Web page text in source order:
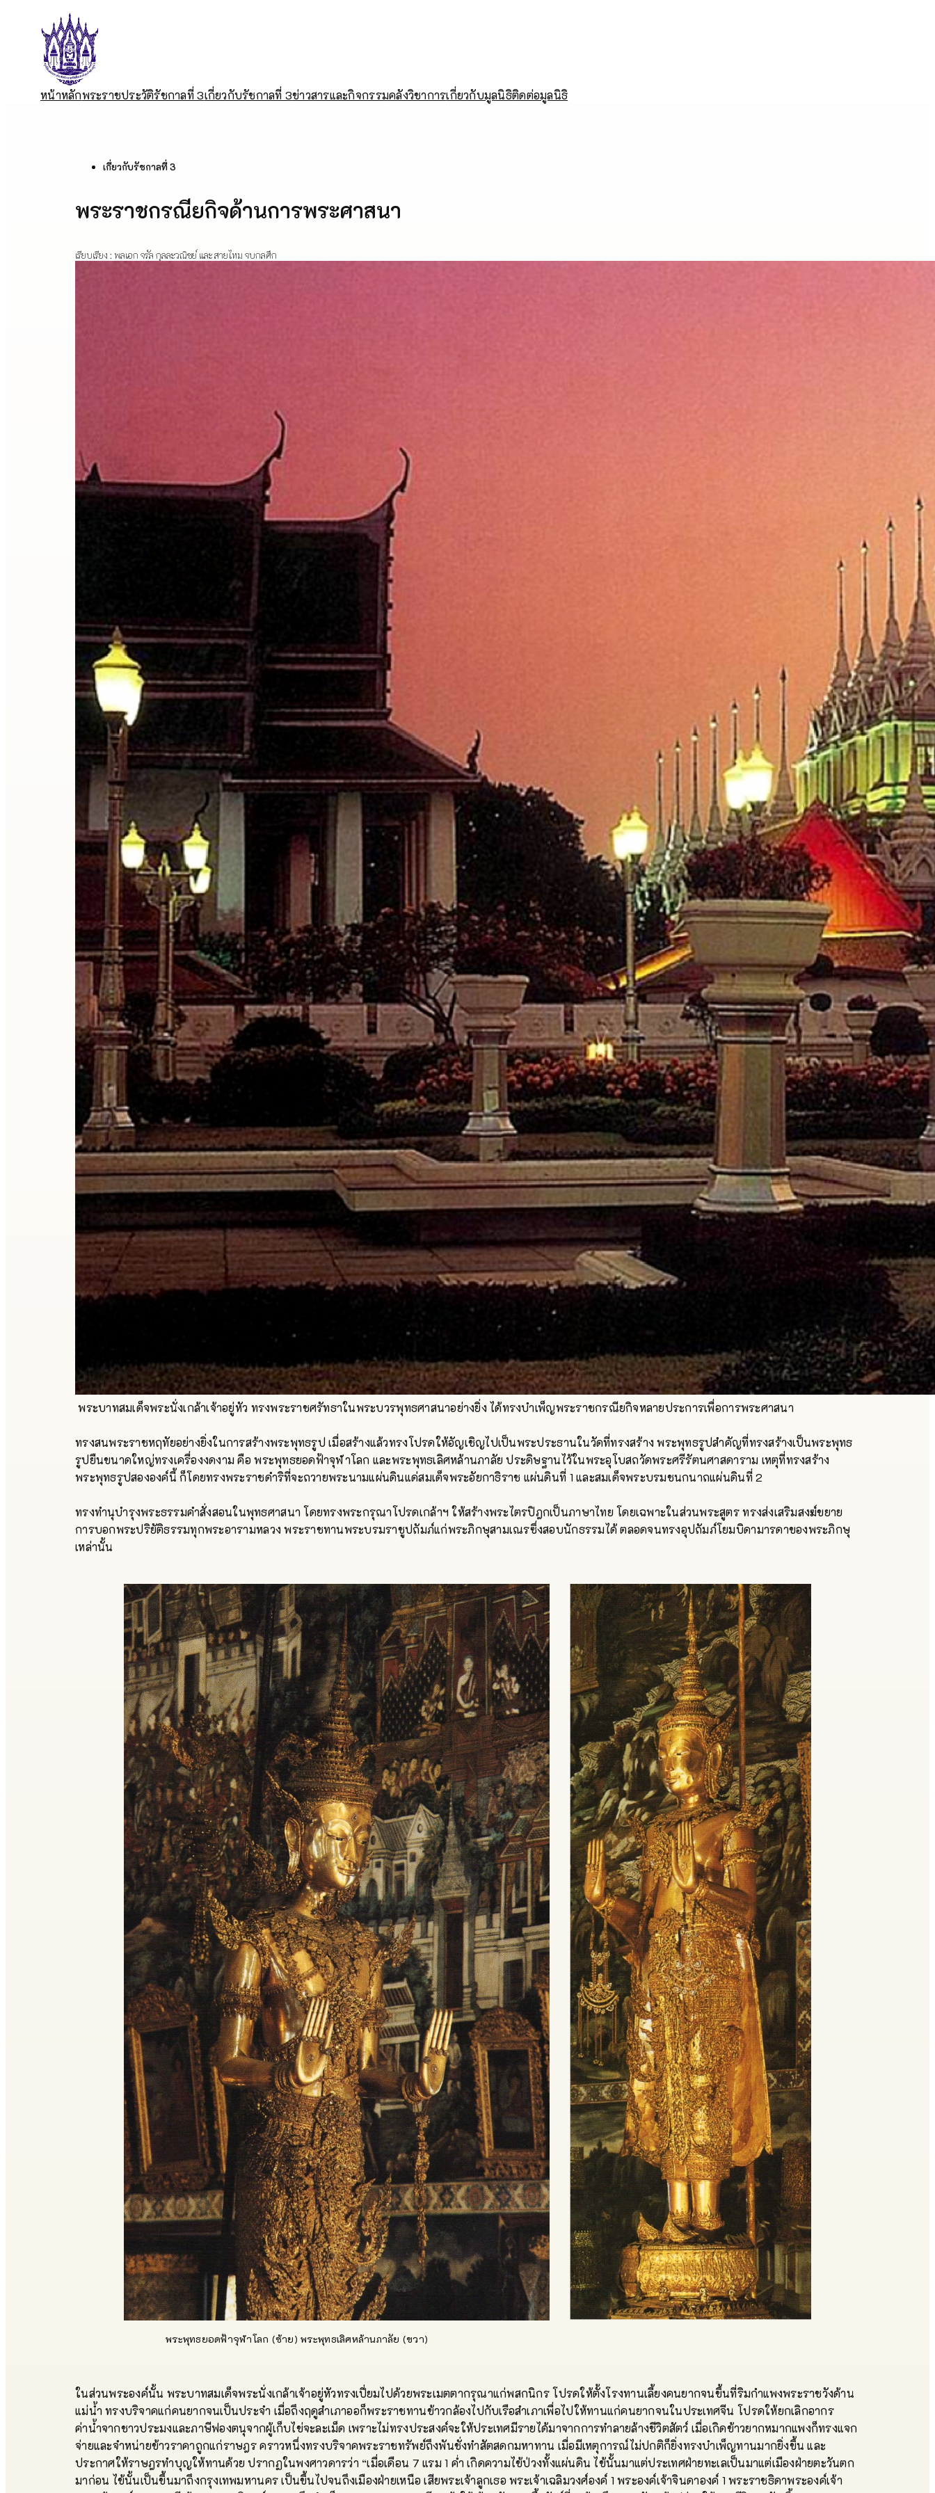
หน้าหลักพระราชประวัติรัชกาลที่ 3เกี่ยวกับรัชกาลที่ 3ข่าวสารและกิจกรรมคลังวิชาการเกี่ยวกับมูลนิธิติดต่อมูลนิธิ
เกี่ยวกับรัชกาลที่ 3
พระราชกรณียกิจด้านการพระศาสนา
เรียบเรียง : พลเอก จรัล กุลละวณิชย์ และ สายไหม จบกลศึก
พระบาทสมเด็จพระนั่งเกล้าเจ้าอยู่หัว ทรงพระราชศรัทธาในพระบวรพุทธศาสนาอย่างยิ่ง ได้ทรงบำเพ็ญพระราชกรณียกิจหลายประการเพื่อการพระศาสนา
ทรงสนพระราชหฤทัยอย่างยิ่งในการสร้างพระพุทธรูป เมื่อสร้างแล้วทรงโปรดให้อัญเชิญไปเป็นพระประธานในวัดที่ทรงสร้าง พระพุทธรูปสำคัญที่ทรงสร้างเป็นพระพุทธ
รูปยืนขนาดใหญ่ทรงเครื่องงดงาม คือ พระพุทธยอดฟ้าจุฬาโลก และพระพุทธเลิศหล้านภาลัย ประดิษฐานไว้ในพระอุโบสถวัดพระศรีรัตนศาสดาราม เหตุที่ทรงสร้าง
พระพุทธรูปสององค์นี้ ก็โดยทรงพระราชดำริที่จะถวายพระนามแผ่นดินแด่สมเด็จพระอัยกาธิราช แผ่นดินที่ 1 และสมเด็จพระบรมชนกนาถแผ่นดินที่ 2
ทรงทำนุบำรุงพระธรรมคำสั่งสอนในพุทธศาสนา โดยทรงพระกรุณาโปรดเกล้าฯ ให้สร้างพระไตรปิฎกเป็นภาษาไทย โดยเฉพาะในส่วนพระสูตร ทรงส่งเสริมสงฆ์ขยาย
การบอกพระปริยัติธรรมทุกพระอารามหลวง พระราชทานพระบรมราชูปถัมภ์แก่พระภิกษุสามเณรซึ่งสอบนักธรรมได้ ตลอดจนทรงอุปถัมภ์โยมบิดามารดาของพระภิกษุ
เหล่านั้น
พระพุทธยอดฟ้าจุฬาโลก (ซ้าย) พระพุทธเลิศหล้านภาลัย (ขวา)
ในส่วนพระองค์นั้น พระบาทสมเด็จพระนั่งเกล้าเจ้าอยู่หัวทรงเปี่ยมไปด้วยพระเมตตากรุณาแก่พสกนิกร โปรดให้ตั้งโรงทานเลี้ยงคนยากจนขึ้นที่ริมกำแพงพระราชวังด้าน
แม่น้ำ ทรงบริจาคแก่คนยากจนเป็นประจำ เมื่อถึงฤดูสำเภาออก็พระราชทานข้าวกล้องไปกับเรือสำเภาเพื่อไปให้ทานแก่คนยากจนในประเทศจีน โปรดให้ยกเลิกอากร
ค่าน้ำจากชาวประมงและภาษีฟองตนุจากผู้เก็บไข่จะละเม็ด เพราะไม่ทรงประสงค์จะให้ประเทศมีรายได้มาจากการทำลายล้างชีวิตสัตว์ เมื่อเกิดข้าวยากหมากแพงก็ทรงแจก
จ่ายและจำหน่ายข้าวราคาถูกแก่ราษฎร คราวหนึ่งทรงบริจาคพระราชทรัพย์ถึงพันชั่งทำสัตสดกมหาทาน เมื่อมีเหตุการณ์ไม่ปกติก็ยิ่งทรงบำเพ็ญทานมากยิ่งขึ้น และ
ประกาศให้ราษฎรทำบุญให้ทานด้วย ปรากฏในพงศาวดารว่า “เมื่อเดือน 7 แรม 1 ค่ำ เกิดความไข้ป่วงทั้งแผ่นดิน ไข้นั้นมาแต่ประเทศฝ่ายทะเลเป็นมาแต่เมืองฝ่ายตะวันตก
มาก่อน ไข้นั้นเป็นขึ้นมาถึงกรุงเทพมหานคร เป็นขึ้นไปจนถึงเมืองฝ่ายเหนือ เสียพระเจ้าลูกเธอ พระเจ้าเฉลิมวงศ์องค์ 1 พระองค์เจ้าจินดาองค์ 1 พระราชธิดาพระองค์เจ้า